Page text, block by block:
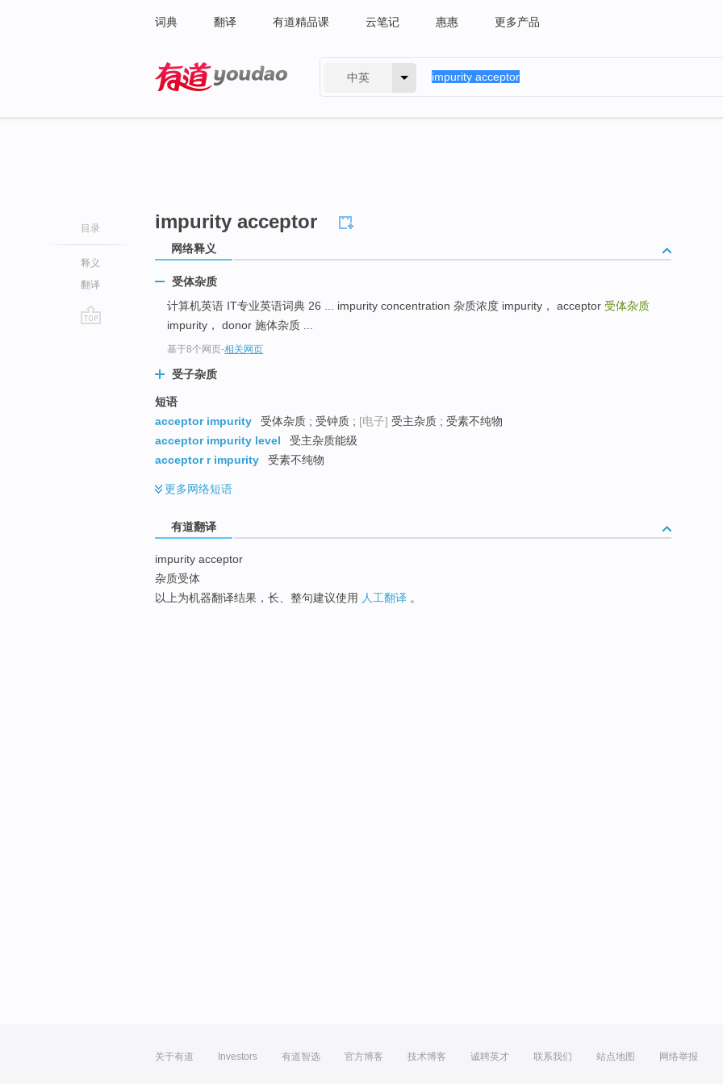
词典 翻译 有道精品课 云笔记 惠惠 更多产品
中英
目录
释义
翻译
impurity acceptor
网络释义
受体杂质
计算机英语 IT专业英语词典 26 ... impurity concentration 杂质浓度 impurity， acceptor 受体杂质
impurity， donor 施体杂质 ...
基于8个网页-相关网页
受子杂质
短语
acceptor impurity
受体杂质 ; 受钟质 ; [电子] 受主杂质 ; 受素不纯物
acceptor impurity level
受主杂质能级
acceptor r impurity
受素不纯物
更多网络短语
有道翻译
impurity acceptor
杂质受体
以上为机器翻译结果，长、整句建议使用 人工翻译 。
关于有道 Investors 有道智选 官方博客 技术博客 诚聘英才 联系我们 站点地图 网络举报